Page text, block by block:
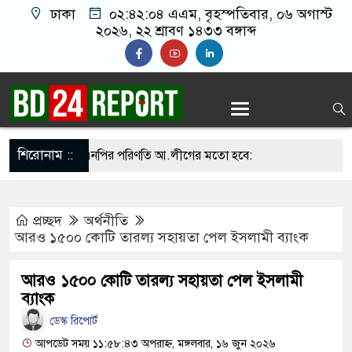
ঢাকা ০২:৪২:০৫ এএম, বৃহস্পতিবার, ০৬ অগাস্ট
২০২৬, ২২ শ্রাবণ ১৪৩৩ বঙ্গাব্দ
শিরোনাম ::
সামলালে বিএনপির পরিণতি আ.লীগের মতো হবে:
রাখতে চাচ্ছে না: আসিফ মাহমুদ
না: আমির হামজা
জবাব দিতে হবে প্রধানমন্ত্রীকে: জামায়াত আমির
প্রচ্ছদ
অর্থনীতি
আরও ১৫০০ কোটি তারল্য সহায়তা পেল ইসলামী ব্যাংক
আরও ১৫০০ কোটি তারল্য সহায়তা পেল ইসলামী
ব্যাংক
ডেস্ক রিপোর্ট
আপডেট সময় ১১:৫৮:৪৩ অপরাহ্ন, মঙ্গলবার, ১৬ জুন ২০২৬